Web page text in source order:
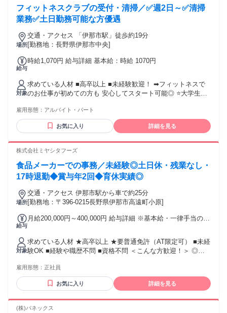
フィットネスクラブの受付・清掃／✅週2日～✅清掃
業務✅土日勤務可能な方優遇
場所
交通・アクセス 「伊那市駅」徒歩約19分
[勤務地：長野県伊那市中央]
給与
時給1,070円 給与詳細 基本給：時給 1070円
対象
求めている人材 ■高卒以上 ■未経験歓迎！ ➡フィットネスで
のお仕事が初めての方も 安心してスタート可能◎ ⭐大学生、
な方を歓迎します＞ ・笑顔で元気よく接客できる⽅ ・掃除が
好き ・スポーツが好き ・トレーナーの仕事に興味がある
雇用形態： アルバイト・パート
お気に入り 詳細を見る
株式会社ミヤシタフーズ
食品メーカーでの事務／未経験◎土日休・残業なし・
17時退勤◆賞与年2回◆育休実績◎
場所
交通・アクセス 伊那市駅から車で約25分
[勤務地：〒396-0215長野県伊那市高遠町小原]
給与
月給200,000円～400,000円 給与詳細 ※基本給・一律手当の総
【一律手当】 全員に一律で支払われる通勤・皆勤・家族手当
金額：なし 全員に一律で支払われるその他手当金額：あり 1
ヶ月あたり2万7200円 〜 10万円 ・昇給あり ・賞与あり／賞
与年2回 ・その他当あり
対象
求めている人材 ★高卒以上 ★要普通免許（AT限定可） ■未経
験OK ■経験や職歴不問 ■資格不問 ＜こんな方歓迎！＞ ◎チ
る方 ◎地元で腰を据えて働きたい方
雇用形態： 正社員
お気に入り 詳細を見る
(株)パネックス